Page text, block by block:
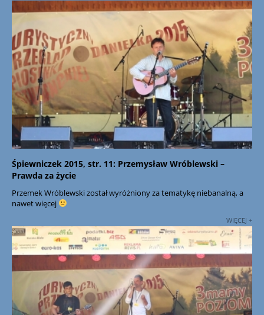
Śpiewniczek 2015, str. 11: Przemysław Wróblewski –
Prawda za życie
Przemek Wróblewski został wyróżniony za tematykę niebanalną, a
nawet więcej
WIĘCEJ +